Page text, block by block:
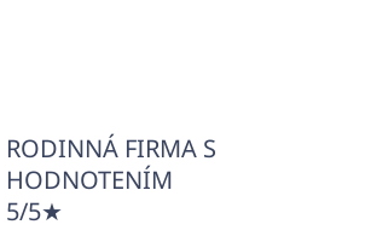
RODINNÁ FIRMA S
HODNOTENÍM
5/5★